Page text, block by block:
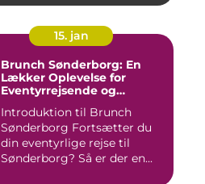
15. jan
Brunch Sønderborg: En
Lækker Oplevelse for
Eventyrrejsende og
Introduktion til Brunch
Sønderborg Fortsætter du
din eventyrlige rejse til
Sønderborg? Så er der en...